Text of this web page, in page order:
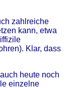
zahlreiche
kann, etwa
Klar, dass
heute noch
einzelne